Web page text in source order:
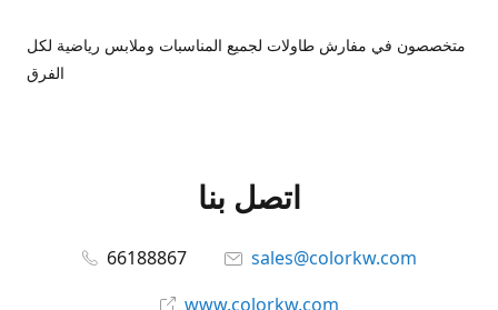
متخصصون في مفارش طاولات لجميع المناسبات وملابس رياضية لكل
الفرق
اتصل بنا
66188867
sales@colorkw.com
www.colorkw.com